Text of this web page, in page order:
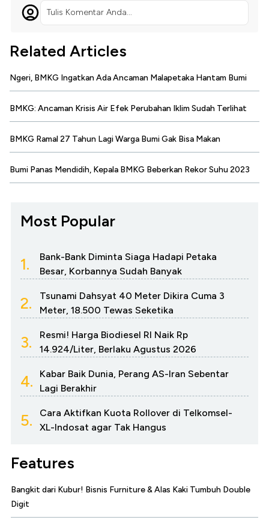
Tulis Komentar Anda...
Related Articles
Ngeri, BMKG Ingatkan Ada Ancaman Malapetaka Hantam Bumi
BMKG: Ancaman Krisis Air Efek Perubahan Iklim Sudah Terlihat
BMKG Ramal 27 Tahun Lagi Warga Bumi Gak Bisa Makan
Bumi Panas Mendidih, Kepala BMKG Beberkan Rekor Suhu 2023
Most Popular
1.
Bank-Bank Diminta Siaga Hadapi Petaka
Besar, Korbannya Sudah Banyak
2.
Tsunami Dahsyat 40 Meter Dikira Cuma 3
Meter, 18.500 Tewas Seketika
3.
Resmi! Harga Biodiesel RI Naik Rp
14.924/Liter, Berlaku Agustus 2026
4.
Kabar Baik Dunia, Perang AS-Iran Sebentar
Lagi Berakhir
5.
Cara Aktifkan Kuota Rollover di Telkomsel-
XL-Indosat agar Tak Hangus
Features
Bangkit dari Kubur! Bisnis Furniture & Alas Kaki Tumbuh Double
Digit